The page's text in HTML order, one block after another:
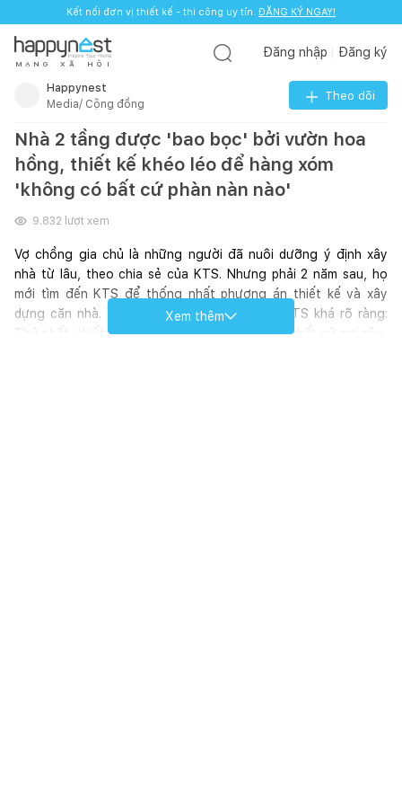
Kết nối đơn vị thiết kế - thi công uy tín. ĐĂNG KÝ NGAY!
M Ạ N G X Ã H Ộ I
Đăng nhập Đăng ký
Happynest
Media/ Cộng đồng
Theo dõi
Nhà 2 tầng được 'bao bọc' bởi vườn hoa
hồng, thiết kế khéo léo để hàng xóm
'không có bất cứ phàn nàn nào'
9.832 lượt xem
Vợ chồng gia chủ là những người đã nuôi dưỡng ý định xây
nhà từ lâu, theo chia sẻ của KTS. Nhưng phải 2 năm sau, họ
mới tìm đến KTS để thống nhất phương án thiết kế và xây
dựng căn nhà. Yêu cầu của gia chủ đối với KTS khá rõ ràng:
Thứ nhất, thiết kế một vườn hoa hồng để dù ở bất cứ nơi nào,
Xem thêm